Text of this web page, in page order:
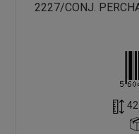
2227/CONJ.